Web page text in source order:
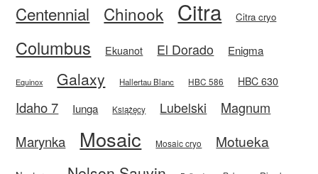
Centennial Chinook Citra Citra cryo
Columbus Ekuanot El Dorado Enigma
Equinox Galaxy Hallertau Blanc HBC 586 HBC 630
Idaho 7 Iunga Książęcy Lubelski
Magnum
Marynka
Mosaic Mosaic cryo Motueka